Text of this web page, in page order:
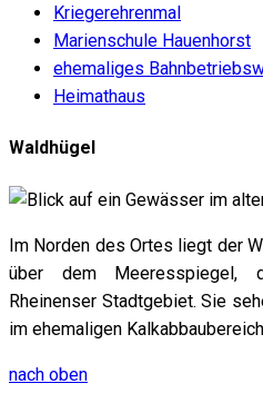
Kriegerehrenmal
Marienschule Hauenhorst
ehemaliges
Heimathaus
Waldhügel
Im Norden des Ortes liegt der
über dem Meeresspiegel,
Rheinenser Stadtgebiet. Sie
im ehemaligen
nach oben